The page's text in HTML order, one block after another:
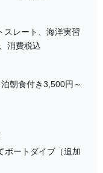
スレート、海洋実習
消費税込
朝食付き3,500円～
ボートダイブ（追加